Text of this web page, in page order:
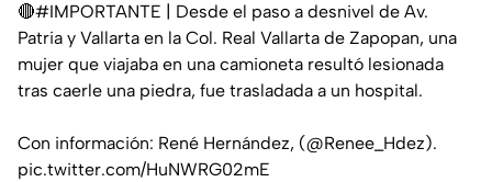
🔴#IMPORTANTE | Desde el paso a desnivel de Av.
Patria y Vallarta en la Col. Real Vallarta de Zapopan, una
mujer que viajaba en una camioneta resultó lesionada
tras caerle una piedra, fue trasladada a un hospital.
Con información: René Hernández, (@Renee_Hdez).
pic.twitter.com/HuNWRG02mE